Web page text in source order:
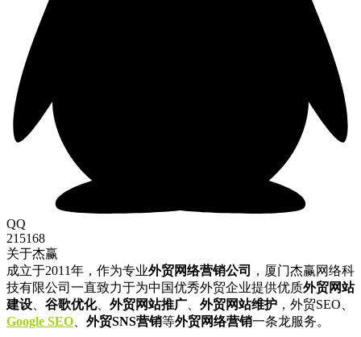
QQ
215168
关于杰赢
成立于2011年，作为专业外贸网络营销公司
，厦门杰赢网络科
技有限公司一直致力于为中国优秀外贸企业提供优质外贸网站
建设、 谷歌优化、 外贸网站推广、 外贸网站维护 ，外贸SEO、
Google SEO、 外贸SNS营销等外贸网络营销一条龙服务。